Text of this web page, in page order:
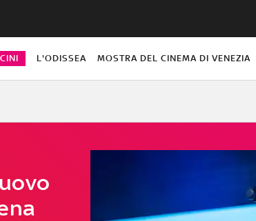
L'ODISSEA MOSTRA DEL CINEMA DI VENEZIA